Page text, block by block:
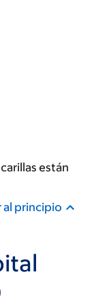
están
al principio